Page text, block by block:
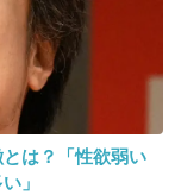
）
っちゃう！ 超
は？「性欲弱い
」